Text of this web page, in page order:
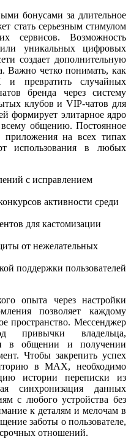
бонусами за длительное
стать серьезным стимулом
сервисов. Возможность
уникальных цифровых
создает дополнительную
Важно четко понимать, как
превратить случайных
бренда через систему
клубов и VIP-чатов для
формирует элитарное ядро
всему общению. Постоянное
приложения на всех типах
использования в любых
с исправлением
активности среди
для кастомизации
от нежелательных
поддержки пользователей
опыта через настройки
позволяет каждому
пространство. Мессенджер
привычки владельца,
в общении и получении
Чтобы закрепить успех
в MAX, необходимо
истории переписки из
синхронизация данных
с любого устройства без
к деталям и мелочам в
заботы о пользователе,
отношений.